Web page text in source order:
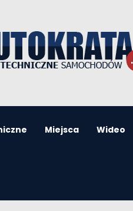
Miejsca Wideo